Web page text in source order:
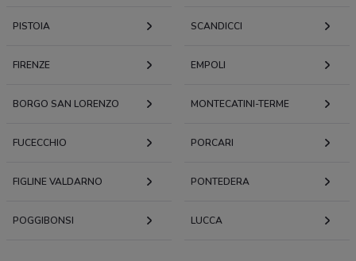
PISTOIA SCANDICCI
FIRENZE EMPOLI
BORGO SAN LORENZO MONTECATINI-TERME
FUCECCHIO PORCARI
FIGLINE VALDARNO PONTEDERA
POGGIBONSI LUCCA